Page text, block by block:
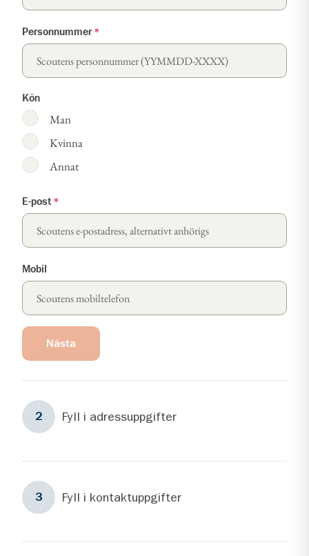
Personnummer *
Kön
Man
Kvinna
Annat
E-post *
Mobil
Nästa
2 Steg2
Fyll i adressuppgifter
3 Steg3
Fyll i kontaktuppgifter